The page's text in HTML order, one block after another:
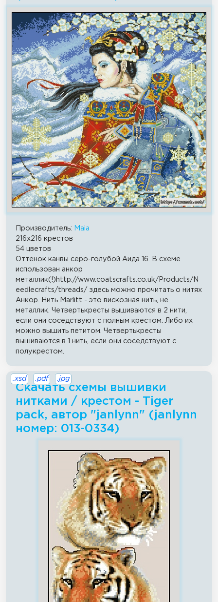
Производитель:
Maia
216x216 крестов
54 цветов
Оттенок канвы серо-голубой Аида 16. В схеме
использован анкор
металлик(!)http://www.coatscrafts.co.uk/Products/N
eedlecrafts/threads/ здесь можно прочитать о нитях
Анкор. Нить Marlitt - это вискозная нить, не
металлик. Четвертькресты вышиваются в 2 нити,
если они соседствуют с полным крестом. Либо их
можно вышить петитом. Четвертькресты
вышиваются в 1 нить, если они соседствуют с
полукрестом.
Скачать схемы вышивки
нитками / крестом - Tiger
pack, автор "janlynn" (janlynn
номер: 013-0334)
.xsd .pdf .jpg